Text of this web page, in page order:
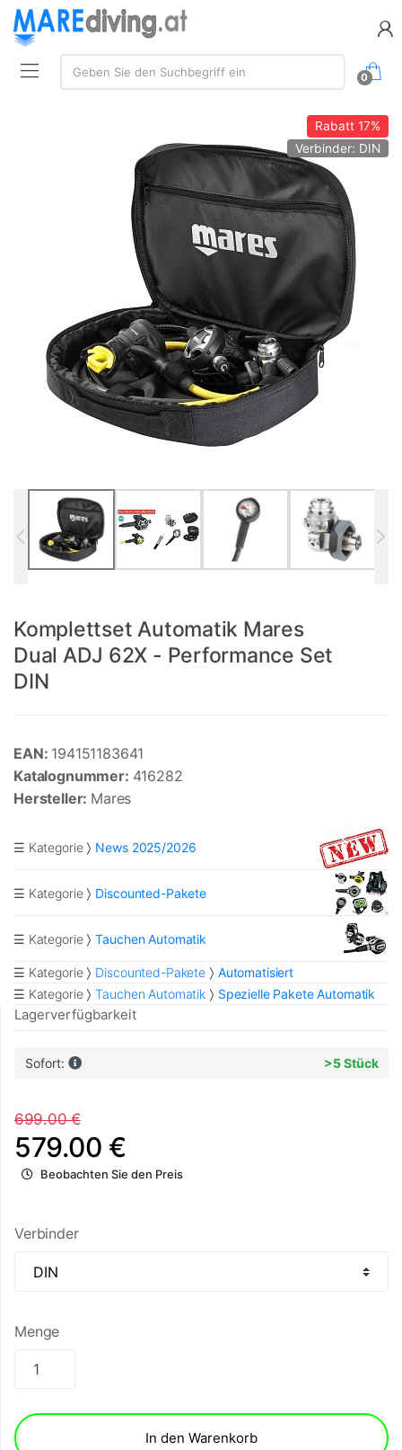
Suchen:
Geben Sie den Suchbegriff ein
0
Rabatt17%
Verbinder: DIN
Komplettset Automatik Mares
Dual ADJ 62X - Performance Set
DIN
EAN: 194151183641
Katalognummer: 416282
Hersteller: Mares
☰ Kategorie News 2025/2026
☰ Kategorie Discounted-Pakete
☰ Kategorie Tauchen Automatik
☰ Kategorie Discounted-Pakete
Automatisiert
☰ Kategorie
Tauchen Automatik Spezielle Pakete Automatik
Lagerverfügbarkeit
Sofort: >5 Stück
699.00 €
579.00 €
Beobachten Sie den Preis
Verbinder
Menge
In den Warenkorb